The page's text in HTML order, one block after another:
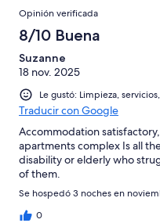
Opinión verificada
8/10 Buena
Suzanne
18 nov. 2025
Le gustó: Limpieza,
Traducir con Google
Accommodation
apartments complex Is all
disability or elderly who
of them.
Se hospedó 3 noches en
0